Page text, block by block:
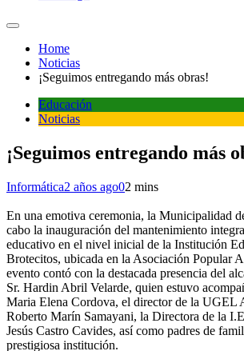
Home
Noticias
¡Seguimos entregando más obras!
Educación
Noticias
¡Seguimos entregando más
Informática2 años ago02 mins
En una emotiva ceremonia, la Municipalidad
cabo la inauguración del mantenimiento
educativo en el nivel inicial de la Institución
Brotecitos, ubicada en la Asociación Popular
evento contó con la destacada presencia del
Sr. Hardin Abril Velarde, quien estuvo
Maria Elena Cordova, el director de la UGEL
Roberto Marín Samayani, la Directora de la
Jesús Castro Cavides, así como padres de
prestigiosa institución.